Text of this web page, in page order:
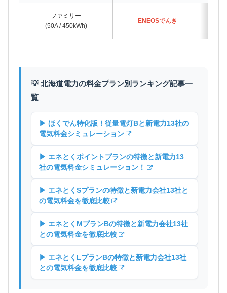
ファミリー
(50A / 450kWh)
ENEOSでんき
💡 北海道電力の料金プラン別ランキング記事一
覧
▶ ほくでん特化版！従量電灯Bと新電力13社の
電気料金シミュレーション
▶ エネとくポイントプランの特徴と新電力13
社の電気料金シミュレーション！
▶ エネとくSプランの特徴と新電力会社13社と
の電気料金を徹底比較
▶ エネとくMプランBの特徴と新電力会社13社
との電気料金を徹底比較
▶ エネとくLプランBの特徴と新電力会社13社
との電気料金を徹底比較